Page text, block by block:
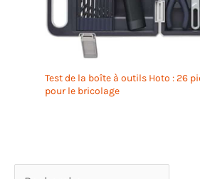
Test de la boîte à outils Hoto : 26
pour le bricolage